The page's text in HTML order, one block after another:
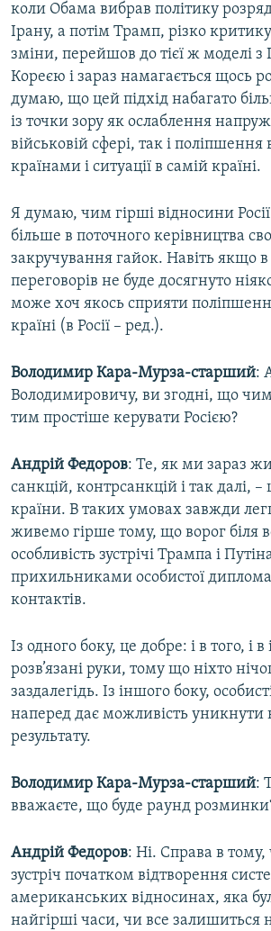
коли Обама вибрав політику
Ірану, а потім Трамп, різко
зміни, перейшов до тієї ж моделі з
Кореєю і зараз намагається щось
думаю, що цей підхід набагато
із точки зору як ослаблення
військовій сфері, так і
країнами і ситуації в самій країні.
Я думаю, чим гірші відносини
більше в поточного керівництва
закручування гайок. Навіть якщо в
переговорів не буде досягнуто
може хоч якось сприяти
країні (в Росії – ред.).
Володимир Кара-Мурза-старший:
Володимировичу, ви згодні, що чим
тим простіше керувати Росією?
Андрій Федоров: Те, як ми зараз
санкцій, контрсанкцій і так далі, –
країни. В таких умовах завжди
живемо гірше тому, що ворог біля
особливість зустрічі Трампа і
прихильниками особистої
контактів.
Із одного боку, це добре: і в того, і
розв’язані руки, тому що ніхто
заздалегідь. Із іншого боку,
наперед дає можливість уникнути
результату.
Володимир Кара-Мурза-старший:
вважаєте, що буде раунд
Андрій Федоров: Ні. Справа в тому,
зустріч початком відтворення
американських відносинах, яка
найгірші часи, чи все залишиться